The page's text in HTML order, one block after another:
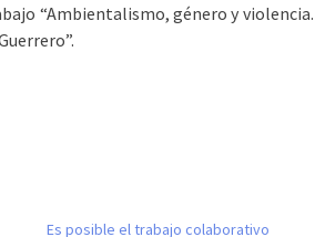
“Ambientalismo, género y violencia.
Es posible el trabajo colaborativo